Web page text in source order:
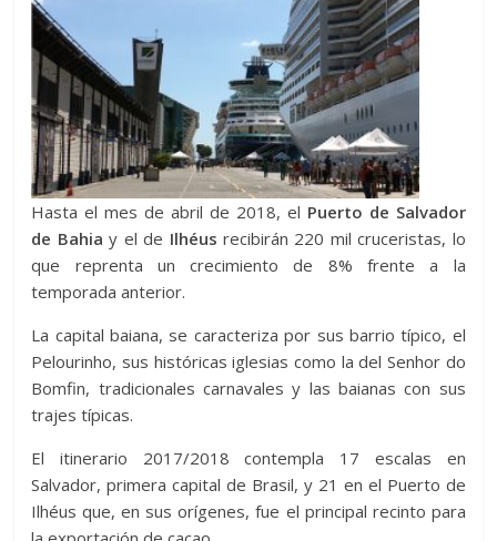
Hasta el mes de abril de 2018, el Puerto de Salvador
de Bahia y el de Ilhéus recibirán 220 mil cruceristas, lo
que reprenta un crecimiento de 8% frente a la
temporada anterior.
La capital baiana, se caracteriza por sus barrio típico, el
Pelourinho, sus históricas iglesias como la del Senhor do
Bomfin, tradicionales carnavales y las baianas con sus
trajes típicas.
El itinerario 2017/2018 contempla 17 escalas en
Salvador, primera capital de Brasil, y 21 en el Puerto de
Ilhéus que, en sus orígenes, fue el principal recinto para